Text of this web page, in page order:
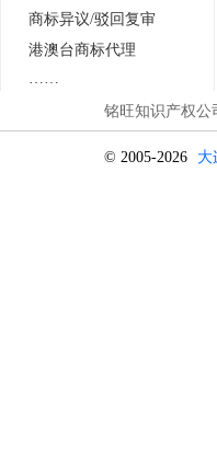
商标异议/驳回复审
港澳台商标代理
……
铭旺知识产权公
© 2005-2026 大